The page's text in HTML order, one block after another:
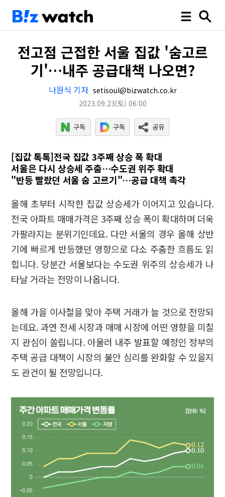
전고점 근접한 서울 집값 '숨고르
기'…내주 공급대책 나오면?
나원식 기자 setisoul@bizwatch.co.kr
2023.09.23(토) 06:00
[집값 톡톡]전국 집값 3주째 상승 폭 확대
서울은 다시 상승세 주춤…수도권 위주 확대
"반등 빨랐던 서울 숨 고르기"…공급 대책 촉각
올해 초부터 시작한 집값 상승세가 이어지고 있습니다.
전국 아파트 매매가격은 3주째 상승 폭이 확대하며 더욱
가팔라지는 분위기인데요. 다만 서울의 경우 올해 상반
기에 빠르게 반등했던 영향으로 다소 주춤한 흐름도 읽
힙니다. 당분간 서울보다는 수도권 위주의 상승세가 나
타날 거라는 전망이 나옵니다.
올해 가을 이사철을 맞아 주택 거래가 늘 것으로 전망되
는데요. 과연 전세 시장과 매매 시장에 어떤 영향을 미칠
지 관심이 쏠립니다. 아울러 내주 발표할 예정인 정부의
주택 공급 대책이 시장의 불안 심리를 완화할 수 있을지
도 관건이 될 전망입니다.